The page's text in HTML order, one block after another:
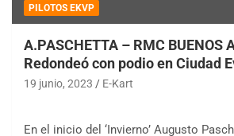
PILOTOS EKVP
A.PASCHETTA – RMC BUENOS
Redondeó con podio en Ciudad
19 junio, 2023 E-Kart
En el inicio del ‘Invierno’ Augusto